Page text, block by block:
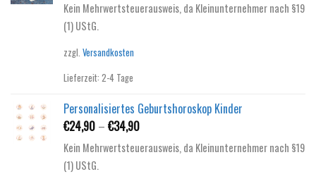
Kein Mehrwertsteuerausweis, da Kleinunternehmer nach §19
(1) UStG.
zzgl. Versandkosten
Lieferzeit: 2-4 Tage
Personalisiertes Geburtshoroskop Kinder
€24,90 – €34,90
Kein Mehrwertsteuerausweis, da Kleinunternehmer nach §19
(1) UStG.